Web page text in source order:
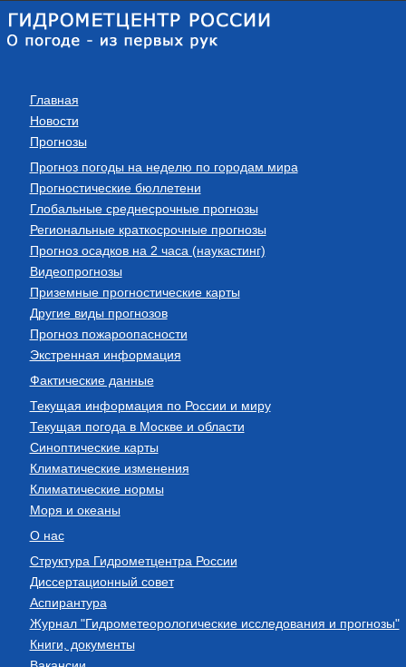
Главная
Новости
Прогнозы
Прогноз погоды на неделю по городам мира
Прогностические бюллетени
Глобальные среднесрочные прогнозы
Региональные краткосрочные прогнозы
Прогноз осадков на 2 часа (наукастинг)
Видеопрогнозы
Приземные прогностические карты
Другие виды прогнозов
Прогноз пожароопасности
Экстренная информация
Фактические данные
Текущая информация по России и миру
Текущая погода в Москве и области
Синоптические карты
Климатические изменения
Климатические нормы
Моря и океаны
О нас
Структура Гидрометцентра России
Диссертационный совет
Аспирантура
Журнал "Гидрометеорологические исследования и прогнозы"
Книги, документы